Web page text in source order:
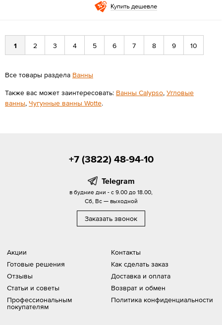
Купить дешевле
1 2 3 4 5 6 7 8 9 10
Все товары раздела Ванны
Также вас может заинтересовать: Ванны Calypso, Угловые
ванны, Чугунные ванны Wotte.
Акции
Готовые решения
Отзывы
Статьи и советы
Профессиональным
покупателям
Контакты
Как сделать заказ
Доставка и оплата
Возврат и обмен
Политика конфиденциальности
+7 (3822) 48-94-10
Telegram
в будние дни - с 9.00 до 18.00,
Сб, Вс — выходной
Заказать звонок